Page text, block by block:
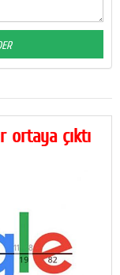
ortaya çıktı